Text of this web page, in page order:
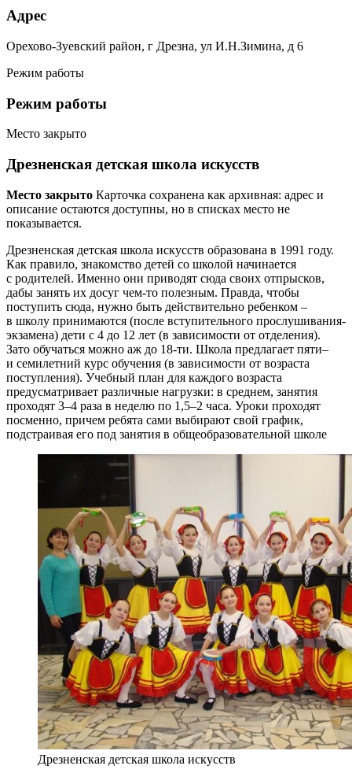
Адрес
Орехово-Зуевский район, г Дрезна, ул И.Н.Зимина, д 6
Режим работы
Режим работы
Место закрыто
Дрезненская детская школа искусств
Место закрыто Карточка сохранена как архивная: адрес и
описание остаются доступны, но в списках место не
показывается.
Дрезненская детская школа искусств образована в 1991 году.
Как правило, знакомство детей со школой начинается
с родителей. Именно они приводят сюда своих отпрысков,
дабы занять их досуг чем-то полезным. Правда, чтобы
поступить сюда, нужно быть действительно ребенком –
в школу принимаются (после вступительного прослушивания-
экзамена) дети с 4 до 12 лет (в зависимости от отделения).
Зато обучаться можно аж до 18-ти. Школа предлагает пяти–
и семилетний курс обучения (в зависимости от возраста
поступления). Учебный план для каждого возраста
предусматривает различные нагрузки: в среднем, занятия
проходят 3–4 раза в неделю по 1,5–2 часа. Уроки проходят
посменно, причем ребята сами выбирают свой график,
подстраивая его под занятия в общеобразовательной школе
Дрезненская детская школа искусств